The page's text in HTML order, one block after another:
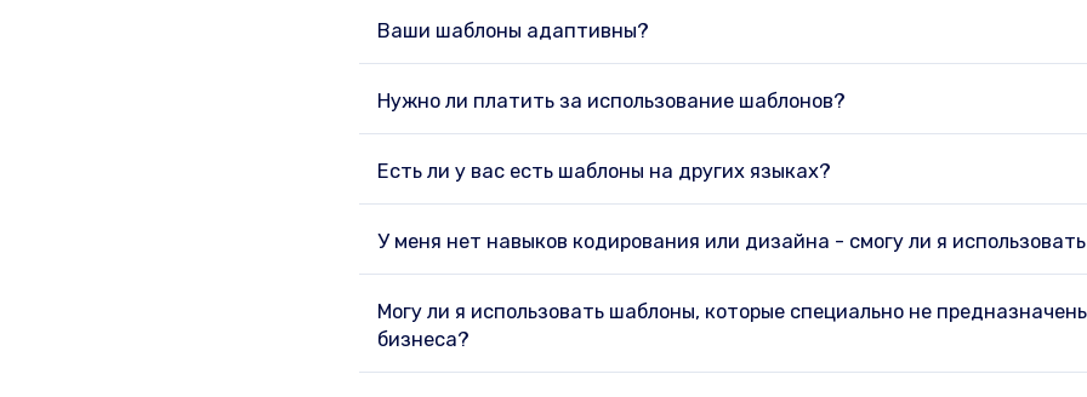
Ваши шаблоны адаптивны?
Нужно ли платить за использование шаблонов?
Есть ли у вас есть шаблоны на других языках?
У меня нет навыков кодирования или дизайна - смогу ли я
Могу ли я использовать шаблоны, которые специально не
бизнеса?